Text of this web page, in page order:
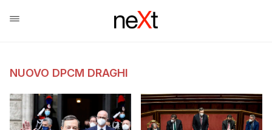
NUOVO DPCM DRAGHI